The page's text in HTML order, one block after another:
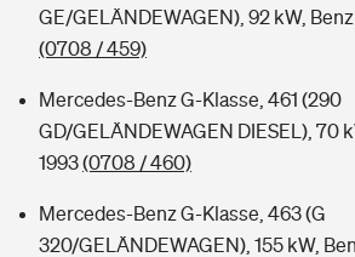
GE/GELÄNDEWAGEN), 92 kW,
(0708 / 459)
Mercedes-Benz G-Klasse, 461 (290
GD/GELÄNDEWAGEN DIESEL), 70
1993(0708 / 460)
Mercedes-Benz G-Klasse, 463 (G
320/GELÄNDEWAGEN), 155 kW,